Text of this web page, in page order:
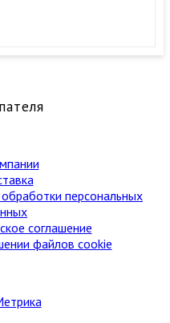
персональных
соглашение
файлов cookie